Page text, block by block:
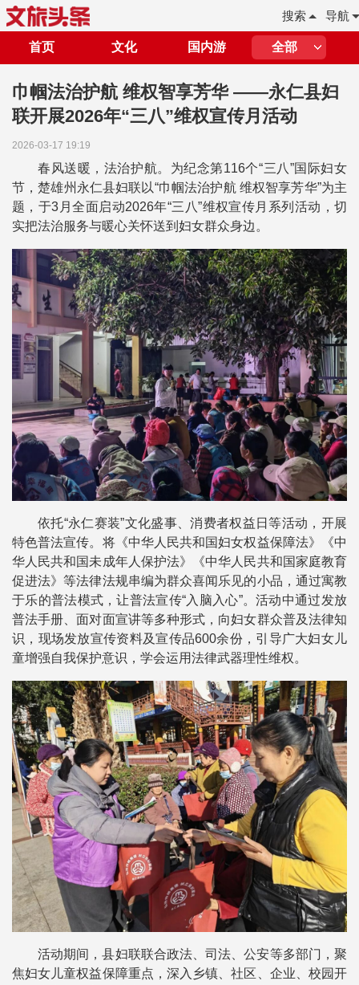
导航
搜索
首页 文化 国内游 全部
巾帼法治护航 维权智享芳华 ——永仁县妇
联开展2026年“三八”维权宣传月活动
2026-03-17 19:19
春风送暖，法治护航。为纪念第116个“三八”国际妇女
节，楚雄州永仁县妇联以“巾帼法治护航 维权智享芳华”为主
题，于3月全面启动2026年“三八”维权宣传月系列活动，切
实把法治服务与暖心关怀送到妇女群众身边。
依托“永仁赛装”文化盛事、消费者权益日等活动，开展
特色普法宣传。将《中华人民共和国妇女权益保障法》《中
华人民共和国未成年人保护法》《中华人民共和国家庭教育
促进法》等法律法规串编为群众喜闻乐见的小品，通过寓教
于乐的普法模式，让普法宣传“入脑入心”。活动中通过发放
普法手册、面对面宣讲等多种形式，向妇女群众普及法律知
识，现场发放宣传资料及宣传品600余份，引导广大妇女儿
童增强自我保护意识，学会运用法律武器理性维权。
活动期间，县妇联联合政法、司法、公安等多部门，聚
焦妇女儿童权益保障重点，深入乡镇、社区、企业、校园开